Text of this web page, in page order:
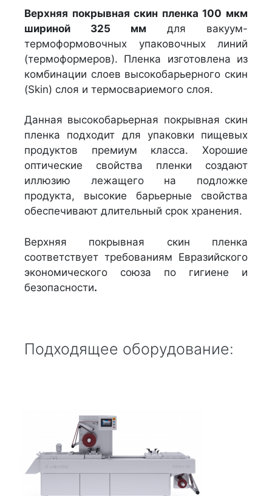
Верхняя покрывная скин пленка 100 мкм
шириной 325 мм для вакуум-
термоформовочных упаковочных линий
(термоформеров). Пленка изготовлена из
комбинации слоев высокобарьерного скин
(Skin) слоя и термосвариемого слоя.
Данная высокобарьерная покрывная скин
пленка подходит для упаковки пищевых
продуктов премиум класса. Хорошие
оптические свойства пленки создают
иллюзию лежащего на подложке
продукта, высокие барьерные свойства
обеспечивают длительный срок хранения.
Верхняя покрывная скин пленка
соответствует требованиям Евразийского
экономического союза по гигиене и
безопасности.
Подходящее оборудование: